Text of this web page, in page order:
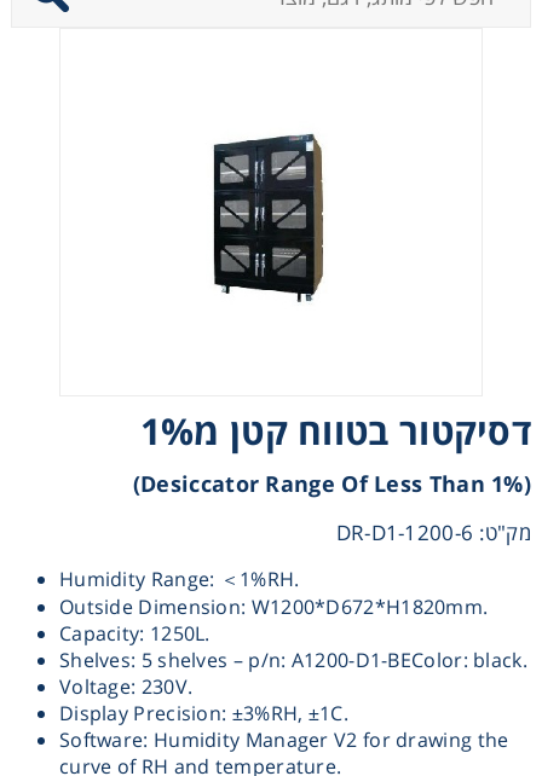
דסיקטור בטווח קטן מ1%
(Desiccator Range Of Less Than 1%)
מק"ט: DR-D1-1200-6
Humidity Range: ＜1%RH.
Outside Dimension: W1200*D672*H1820mm.
Capacity: 1250L.
Shelves: 5 shelves – p/n: A1200-D1-BEColor: black.
Voltage: 230V.
Display Precision: ±3%RH, ±1C.
Software: Humidity Manager V2 for drawing the
curve of RH and temperature.
Instrumentation
Pumps
Sample Preparation